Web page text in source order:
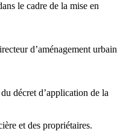
le cadre de la mise en
d’aménagement urbain
décret d’application de la
et des propriétaires.